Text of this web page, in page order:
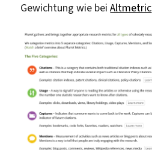
Gewichtung wie beiAltmetric